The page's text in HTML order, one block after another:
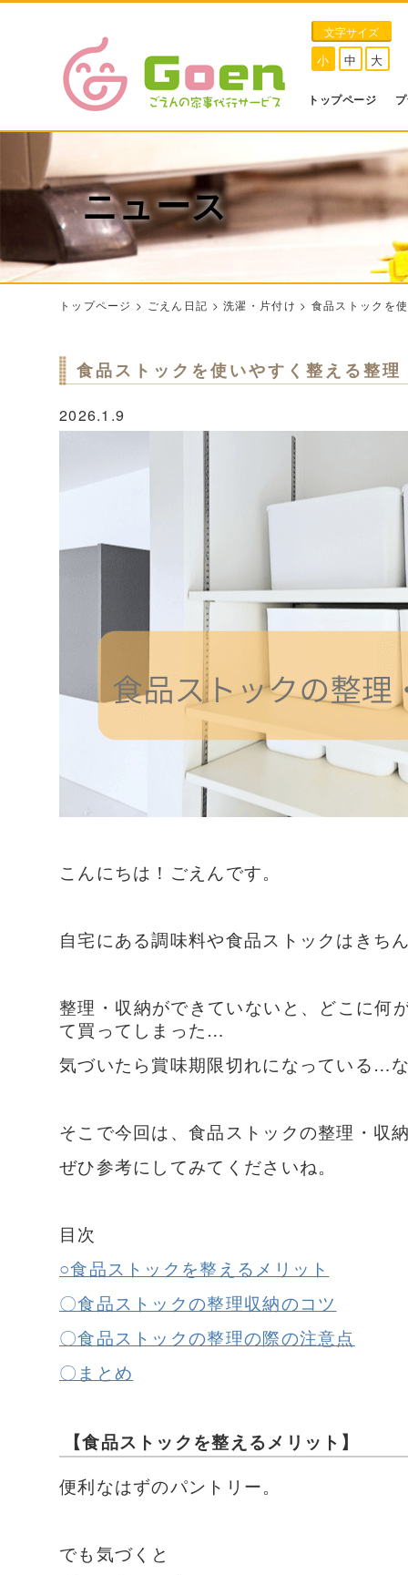
文字サイズ
小 中 大
トップページ
ニュース
トップページ > ごえん日記 >洗濯・片付け > 食品ストックを
食品ストックを使いやすく整える整
2026.1.9
こんにちは！ごえんです。
自宅にある調味料や食品ストックはきち
整理・収納ができていないと、どこに何
て買ってしまった…
気づいたら賞味期限切れになっている…
そこで今回は、食品ストックの整理・収
ぜひ参考にしてみてくださいね。
目次
○食品ストックを整えるメリット
〇食品ストックの整理収納のコツ
〇食品ストックの整理の際の注意点
〇まとめ
【食品ストックを整えるメリット】
便利なはずのパントリー。
でも気づくと